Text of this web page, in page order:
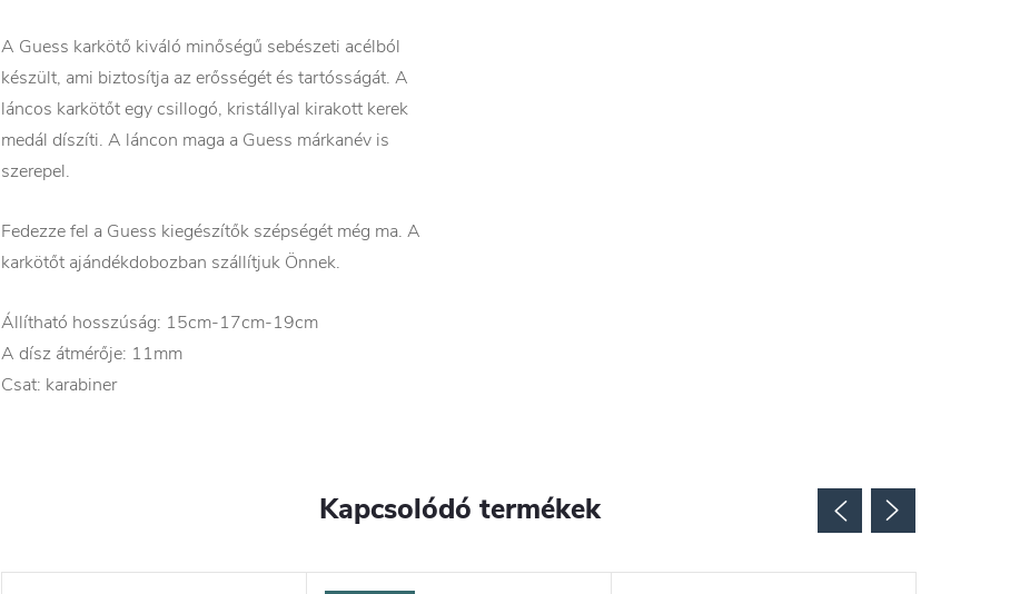
A Guess karkötő kiváló minőségű sebészeti acélból
készült, ami biztosítja az erősségét és tartósságát. A
láncos karkötőt egy csillogó, kristállyal kirakott kerek
medál díszíti. A láncon maga a Guess márkanév is
szerepel.
Fedezze fel a Guess kiegészítők szépségét még ma. A
karkötőt ajándékdobozban szállítjuk Önnek.
Állítható hosszúság: 15cm-17cm-19cm
A dísz átmérője: 11mm
Csat: karabiner
Kapcsolódó termékek